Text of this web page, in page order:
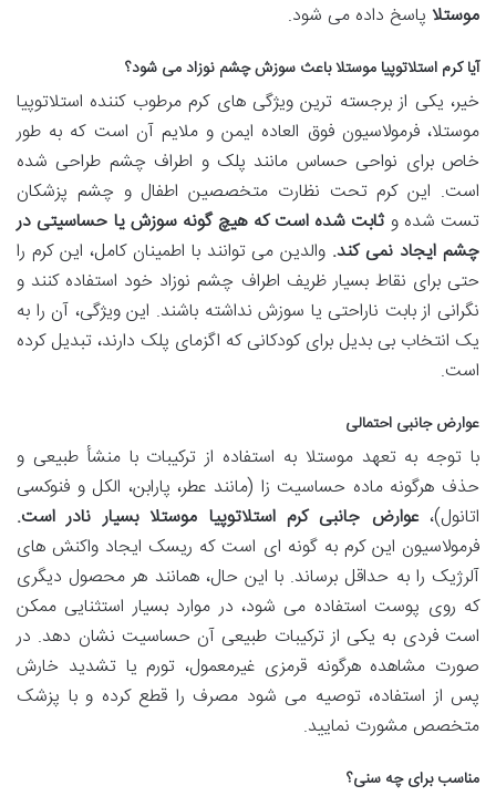
موستلا پاسخ داده می شود.
آیا کرم استلاتوپیا موستلا باعث سوزش چشم نوزاد می شود؟
خیر، یکی از برجسته ترین ویژگی های کرم مرطوب کننده استلاتوپیا
موستلا، فرمولاسیون فوق العاده ایمن و ملایم آن است که به طور
خاص برای نواحی حساس مانند پلک و اطراف چشم طراحی شده
است. این کرم تحت نظارت متخصصین اطفال و چشم پزشکان
تست شده و ثابت شده است که هیچ گونه سوزش یا حساسیتی در
چشم ایجاد نمی کند. والدین می توانند با اطمینان کامل، این کرم را
حتی برای نقاط بسیار ظریف اطراف چشم نوزاد خود استفاده کنند و
نگرانی از بابت ناراحتی یا سوزش نداشته باشند. این ویژگی، آن را به
یک انتخاب بی بدیل برای کودکانی که اگزمای پلک دارند، تبدیل کرده
است.
عوارض جانبی احتمالی
با توجه به تعهد موستلا به استفاده از ترکیبات با منشأ طبیعی و
حذف هرگونه ماده حساسیت زا (مانند عطر، پارابن، الکل و فنوکسی
اتانول)،عوارض جانبی کرم استلاتوپیا موستلا بسیار نادر است.
فرمولاسیون این کرم به گونه ای است که ریسک ایجاد واکنش های
آلرژیک را به حداقل برساند. با این حال، همانند هر محصول دیگری
که روی پوست استفاده می شود، در موارد بسیار استثنایی ممکن
است فردی به یکی از ترکیبات طبیعی آن حساسیت نشان دهد. در
صورت مشاهده هرگونه قرمزی غیرمعمول، تورم یا تشدید خارش
پس از استفاده، توصیه می شود مصرف را قطع کرده و با پزشک
متخصص مشورت نمایید.
مناسب برای چه سنی؟